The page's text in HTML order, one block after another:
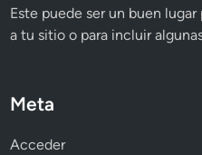
Este puede ser un buen
a tu sitio o para incluir
Meta
Acceder